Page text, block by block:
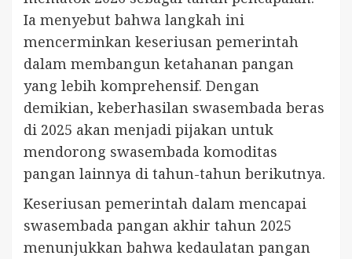
Ia menyebut bahwa langkah ini
mencerminkan keseriusan pemerintah
dalam membangun ketahanan pangan
yang lebih komprehensif. Dengan
demikian, keberhasilan swasembada beras
di 2025 akan menjadi pijakan untuk
mendorong swasembada komoditas
pangan lainnya di tahun-tahun berikutnya.
Keseriusan pemerintah dalam mencapai
swasembada pangan akhir tahun 2025
menunjukkan bahwa kedaulatan pangan